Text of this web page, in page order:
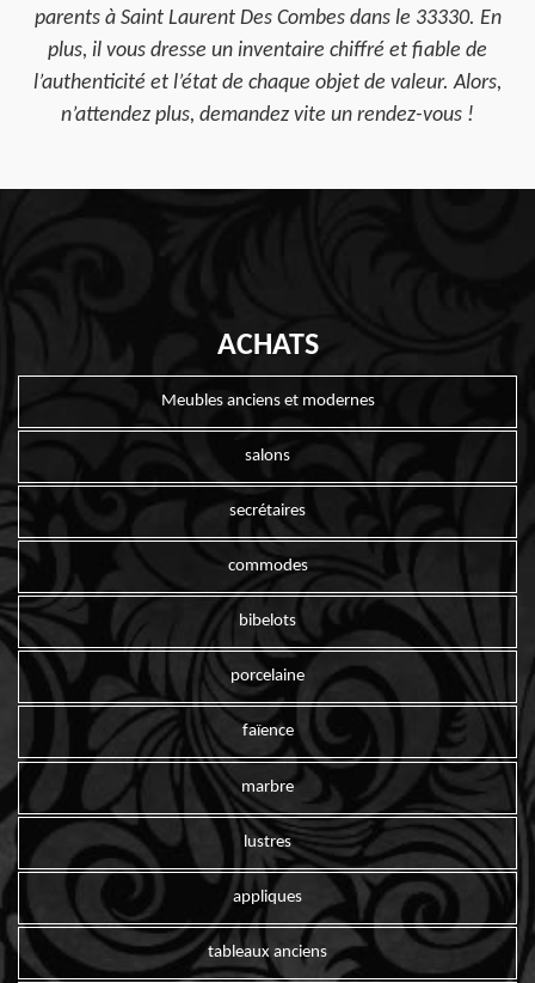
parents à Saint Laurent Des Combes dans le 33330. En
plus, il vous dresse un inventaire chiffré et fiable de
l’authenticité et l’état de chaque objet de valeur. Alors,
n’attendez plus, demandez vite un rendez-vous !
ACHATS
Meubles anciens et modernes
salons
secrétaires
commodes
bibelots
porcelaine
faïence
marbre
lustres
appliques
tableaux anciens